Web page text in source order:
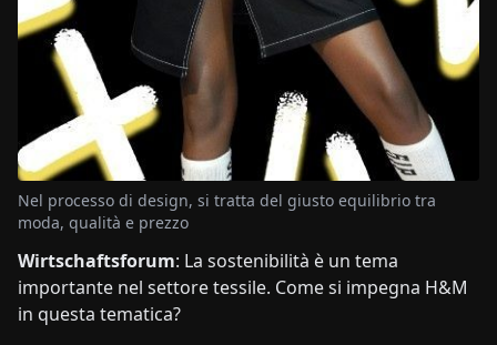
Nel processo di design, si tratta del giusto equilibrio tra
moda, qualità e prezzo
Wirtschaftsforum: La sostenibilità è un tema
importante nel settore tessile. Come si impegna H&M
in questa tematica?